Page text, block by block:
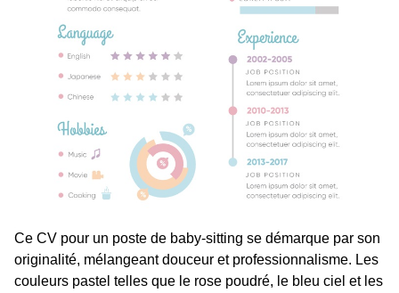
Ce CV pour un poste de baby-sitting se démarque par son
originalité, mélangeant douceur et professionnalisme. Les
couleurs pastel telles que le rose poudré, le bleu ciel et les